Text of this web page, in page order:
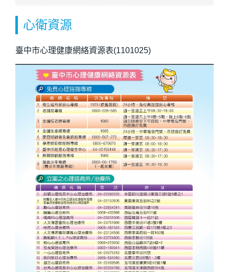
心衛資源
臺中市心理健康網絡資源表(1101025)